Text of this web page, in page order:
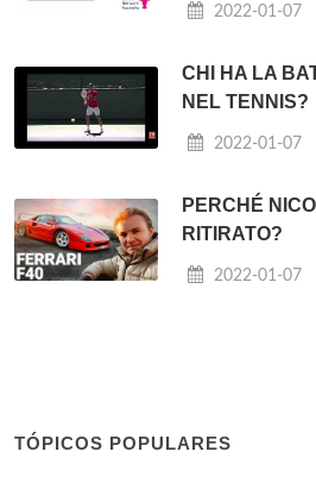
2022-01-07
CHI HA LA
NEL TENNIS?
2022-01-07
PERCHÉ
RITIRATO?
2022-01-07
TÓPICOS POPULARES